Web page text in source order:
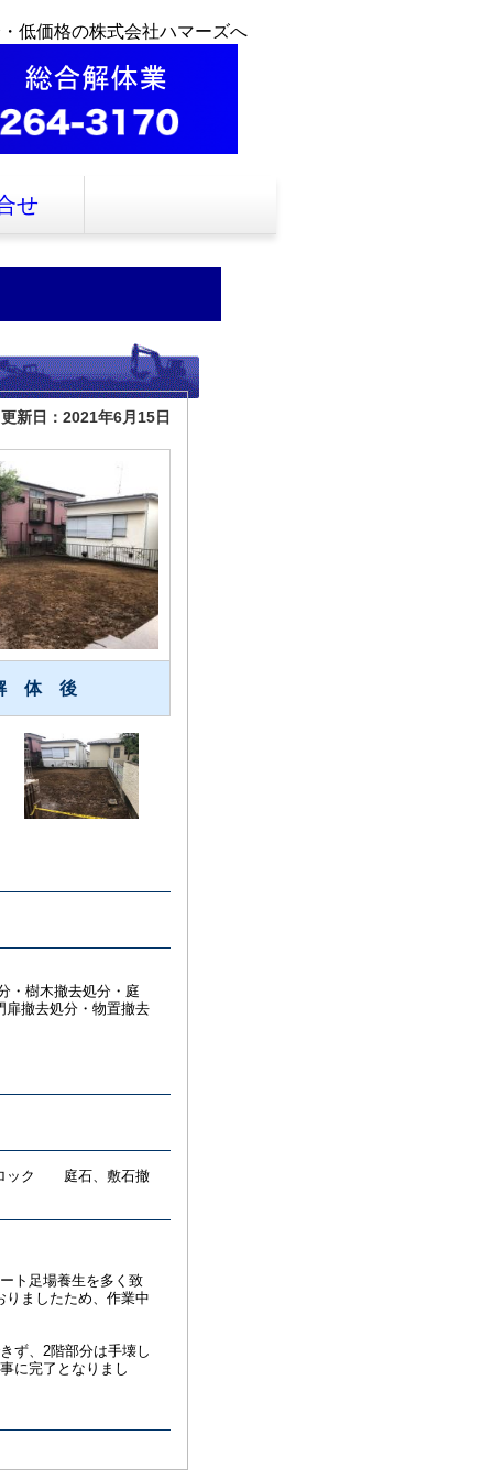
低価格の株式会社ハマーズへ
せ
更新日：2021年6月15日
体 後
・樹木撤去処分・庭
扉撤去処分・物置撤去
ック 庭石、敷石撤
ト足場養生を多く致
りましたため、作業中
ず、2階部分は手壊し
に完了となりまし